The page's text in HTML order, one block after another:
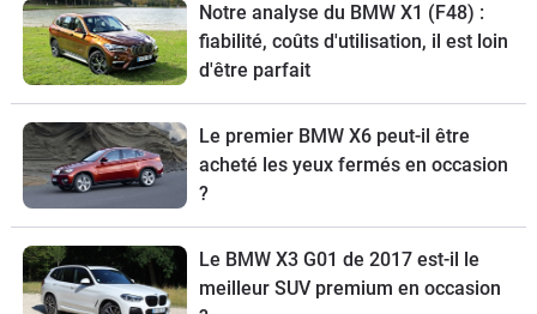
Notre analyse du BMW X1 (F48) :
fiabilité, coûts d'utilisation, il est loin
d'être parfait
Le premier BMW X6 peut-il être
acheté les yeux fermés en occasion
?
Le BMW X3 G01 de 2017 est-il le
meilleur SUV premium en occasion